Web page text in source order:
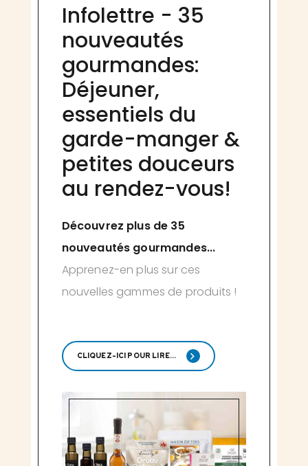
Infolettre - 35
nouveautés
gourmandes:
Déjeuner,
essentiels du
garde-manger &
petites douceurs
au rendez-vous!
Découvrez plus de 35
nouveautés gourmandes...
Apprenez-en plus sur ces
nouvelles gammes de produits !
CLIQUEZ-ICI POUR LIRE...